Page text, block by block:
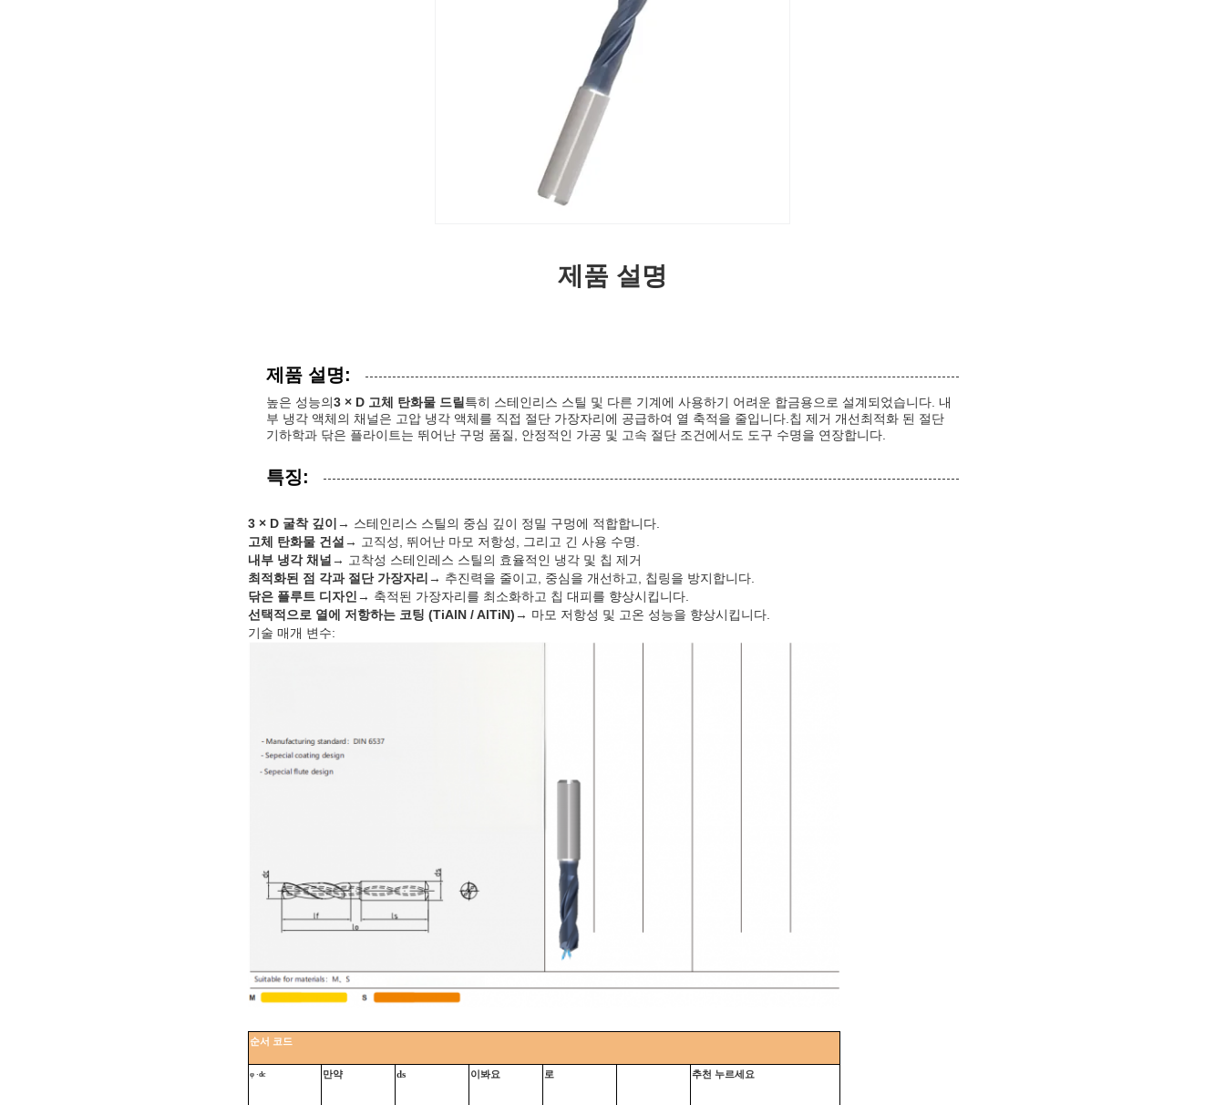
제품 설명
제품 설명:
높은 성능의3 × D 고체 탄화물 드릴 특히 스테인리스 스틸 및 다른 기계에 사용하기 어려운 합금용으로 설계되었습니다. 내
부 냉각 액체의 채널은 고압 냉각 액체를 직접 절단 가장자리에 공급하여 열 축적을 줄입니다.칩 제거 개선최적화 된 절단
기하학과 닦은 플라이트는 뛰어난 구멍 품질, 안정적인 가공 및 고속 절단 조건에서도 도구 수명을 연장합니다.
특징:
3 × D 굴착 깊이 → 스테인리스 스틸의 중심 깊이 정밀 구멍에 적합합니다.
고체 탄화물 건설 → 고직성, 뛰어난 마모 저항성, 그리고 긴 사용 수명.
내부 냉각 채널 → 고착성 스테인레스 스틸의 효율적인 냉각 및 칩 제거
최적화된 점 각과 절단 가장자리 → 추진력을 줄이고, 중심을 개선하고, 칩링을 방지합니다.
닦은 플루트 디자인 → 축적된 가장자리를 최소화하고 칩 대피를 향상시킵니다.
선택적으로 열에 저항하는 코팅 (TiAlN / AlTiN)→ 마모 저항성 및 고온 성능을 향상시킵니다.
기술 매개 변수:
순서 코드
φ ·dc 만약 ds 이봐요 로 추천 누르세요